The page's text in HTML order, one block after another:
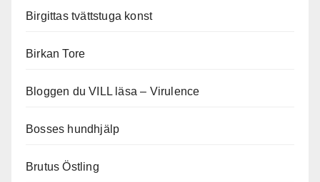
Birgittas tvättstuga konst
Birkan Tore
Bloggen du VILL läsa – Virulence
Bosses hundhjälp
Brutus Östling